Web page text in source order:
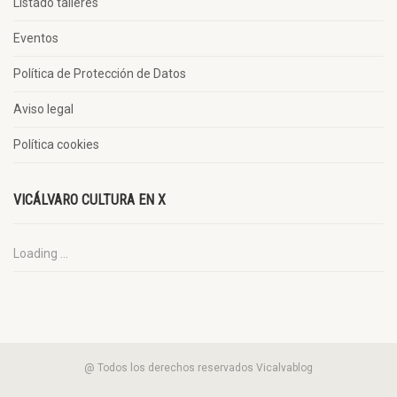
Listado talleres
Eventos
Política de Protección de Datos
Aviso legal
Política cookies
VICÁLVARO CULTURA EN X
Loading ...
@ Todos los derechos reservados Vicalvablog